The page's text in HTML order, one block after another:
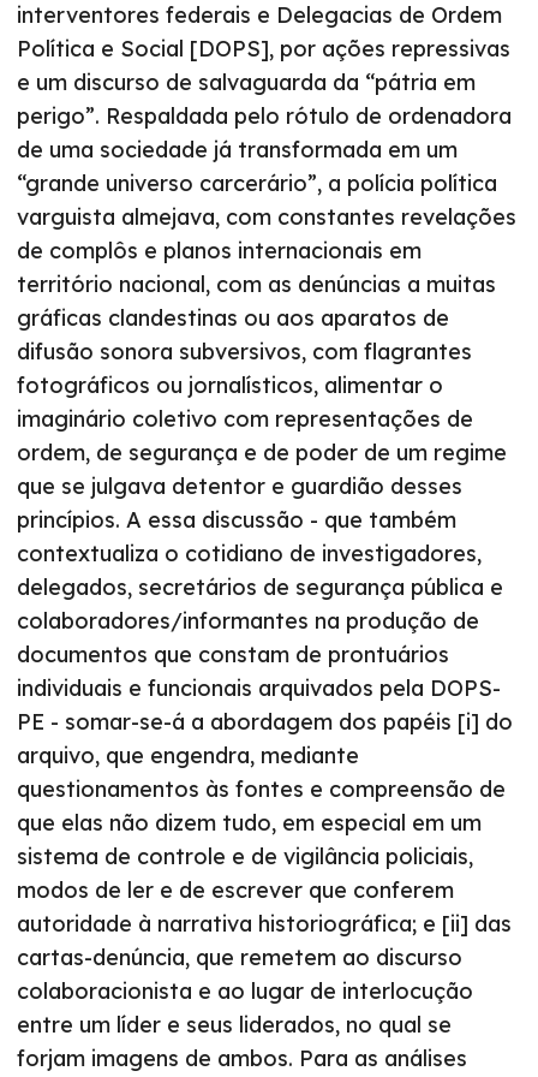
interventores federais e Delegacias de Ordem
Política e Social [DOPS], por ações repressivas
e um discurso de salvaguarda da “pátria em
perigo”. Respaldada pelo rótulo de ordenadora
de uma sociedade já transformada em um
“grande universo carcerário”, a polícia política
varguista almejava, com constantes revelações
de complôs e planos internacionais em
território nacional, com as denúncias a muitas
gráficas clandestinas ou aos aparatos de
difusão sonora subversivos, com flagrantes
fotográficos ou jornalísticos, alimentar o
imaginário coletivo com representações de
ordem, de segurança e de poder de um regime
que se julgava detentor e guardião desses
princípios. A essa discussão - que também
contextualiza o cotidiano de investigadores,
delegados, secretários de segurança pública e
colaboradores/informantes na produção de
documentos que constam de prontuários
individuais e funcionais arquivados pela DOPS-
PE - somar-se-á a abordagem dos papéis [i] do
arquivo, que engendra, mediante
questionamentos às fontes e compreensão de
que elas não dizem tudo, em especial em um
sistema de controle e de vigilância policiais,
modos de ler e de escrever que conferem
autoridade à narrativa historiográfica; e [ii] das
cartas-denúncia, que remetem ao discurso
colaboracionista e ao lugar de interlocução
entre um líder e seus liderados, no qual se
forjam imagens de ambos. Para as análises